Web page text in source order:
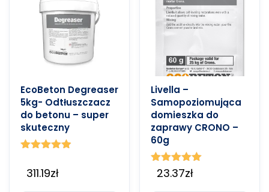
EcoBeton Degreaser
5kg- Odtłuszczacz
do betonu – super
skuteczny
4.86
na 5
311.19zł
Livella –
Samopoziomująca
domieszka do
zaprawy CRONO –
60g
Oceniono
5.00
23.37zł